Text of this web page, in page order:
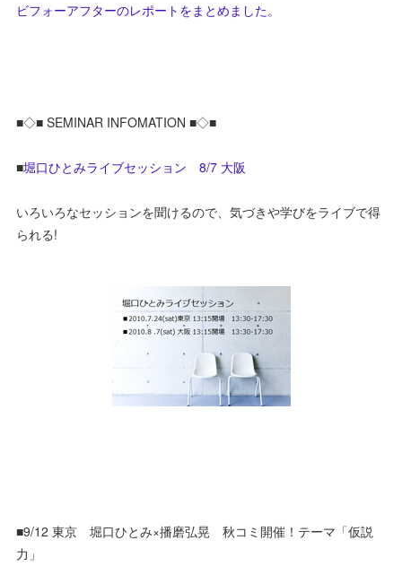
ビフォーアフターのレポートをまとめました。
■◇■ SEMINAR INFOMATION ■◇■
■堀口ひとみライブセッション 8/7 大阪
いろいろなセッションを聞けるので、気づきや学びをライブで得
られる!
■9/12 東京 堀口ひとみ×播磨弘晃 秋コミ開催！テーマ「仮説
力」